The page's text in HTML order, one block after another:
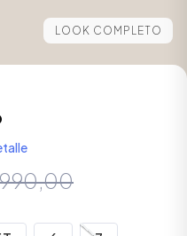
LOOK COMPLETO
,00